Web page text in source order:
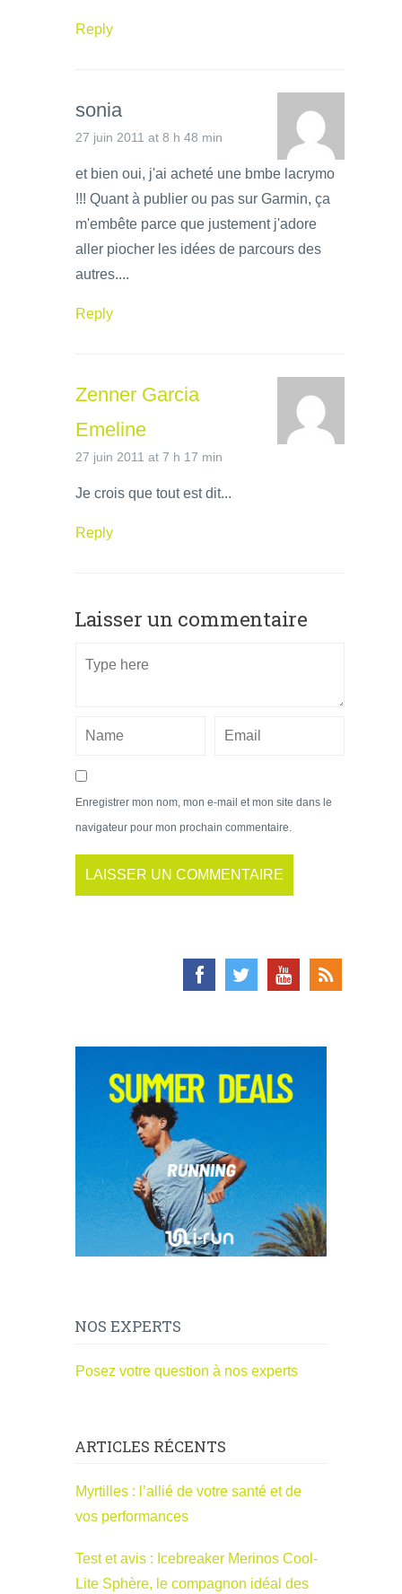
Reply
sonia
27 juin 2011 at 8 h 48 min
et bien oui, j'ai acheté une bmbe lacrymo
!!! Quant à publier ou pas sur Garmin, ça
m'embête parce que justement j'adore
aller piocher les idées de parcours des
autres....
Reply
Zenner Garcia
Emeline
27 juin 2011 at 7 h 17 min
Je crois que tout est dit...
Reply
Laisser un commentaire
Enregistrer mon nom, mon e-mail et mon site dans le
navigateur pour mon prochain commentaire.
NOS EXPERTS
Posez votre question à nos experts
ARTICLES RÉCENTS
Myrtilles : l’allié de votre santé et de
vos performances
Test et avis : Icebreaker Merinos Cool-
Lite Sphère, le compagnon idéal des